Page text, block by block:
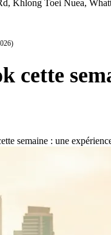
Khlong Toei Nuea,
cette
semaine : une